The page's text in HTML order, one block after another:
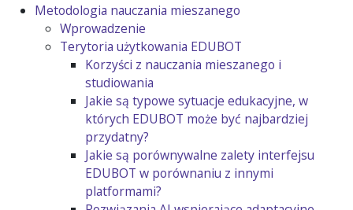
Metodologia nauczania mieszanego
Wprowadzenie
Terytoria użytkowania EDUBOT
Korzyści z nauczania mieszanego i
studiowania
Jakie są typowe sytuacje edukacyjne, w
których EDUBOT może być najbardziej
przydatny?
Jakie są porównywalne zalety interfejsu
EDUBOT w porównaniu z innymi
platformami?